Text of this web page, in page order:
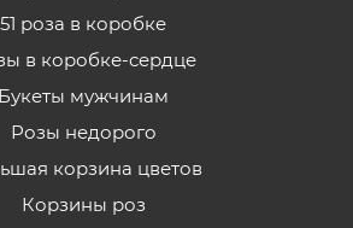
51 роза в коробке
в коробке-сердце
Букеты мужчинам
Розы недорого
корзина цветов
Корзины роз